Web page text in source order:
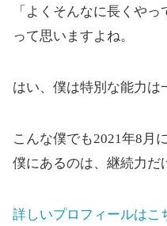
「よくそんなに長くやっ
って思いますよね。
はい、僕は特別な能力は
こんな僕でも2021年8月
僕にあるのは、継続力だ
詳しいプロフィールはこ